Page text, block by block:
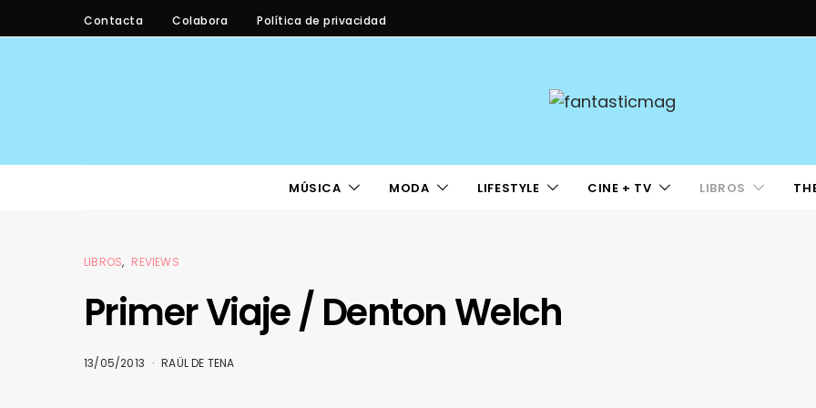
Contacta Colabora Política de privacidad
MÚSICA MODA LIFESTYLE CINE + TV LIBROS
LIBROS REVIEWS
Primer Viaje / Denton Welch
13/05/2013 RAÜL DE TENA